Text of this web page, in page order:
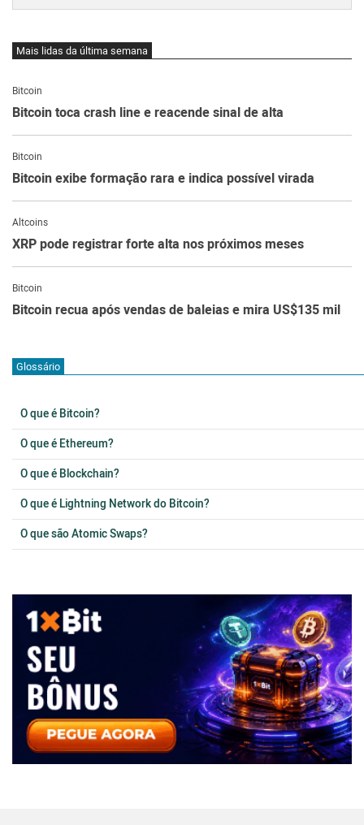
Mais lidas da última semana
Bitcoin
Bitcoin toca crash line e reacende sinal de alta
Bitcoin
Bitcoin exibe formação rara e indica possível virada
Altcoins
XRP pode registrar forte alta nos próximos meses
Bitcoin
Bitcoin recua após vendas de baleias e mira US$135 mil
Glossário
O que é Bitcoin?
O que é Ethereum?
O que é Blockchain?
O que é Lightning Network do Bitcoin?
O que são Atomic Swaps?